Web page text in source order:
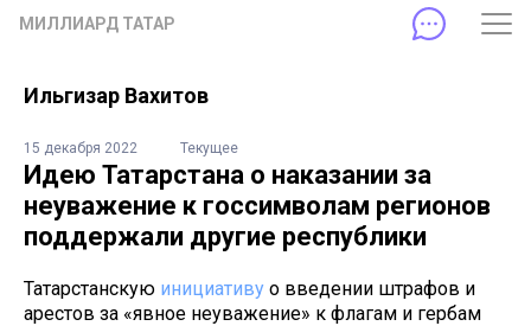
МИЛЛИАРД ТАТАР
Ильгизар Вахитов
15 декабря 2022 Текущее
Идею Татарстана о наказании за
неуважение к госсимволам регионов
поддержали другие республики
Татарстанскую инициативу о введении штрафов и
арестов за «явное неуважение» к флагам и гербам